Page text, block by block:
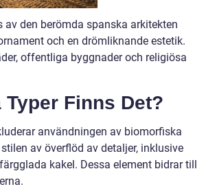
den berömda spanska arkitekten
och en drömliknande estetik.
offentliga byggnader och religiösa
Finns Det?
användningen av biomorfiska
av överflöd av detaljer, inklusive
kakel. Dessa element bidrar till